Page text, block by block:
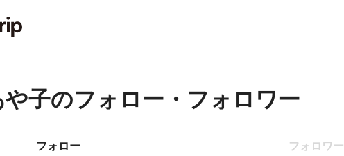
や子のフォロー・フォロワー
フォロー フォロワー